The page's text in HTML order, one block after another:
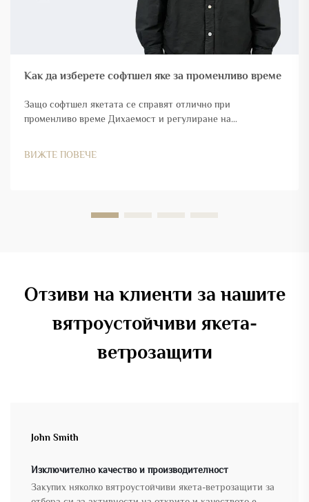
Как да изберете софтшел яке за променливо време
Защо софтшел якетата се справят отлично при
променливо време Дихаемост и регулиране на
ВИЖТЕ ПОВЕЧЕ
Отзиви на клиенти за нашите
вятроустойчиви якета-
ветрозащити
John Smith
Изключително качество и производителност
Закупих няколко вятроустойчиви якета-ветрозащити за